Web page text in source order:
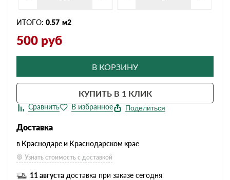
ИТОГО: 0.57 м2
500 руб
В КОРЗИНУ
КУПИТЬ В 1 КЛИК
Поделиться
Доставка
в Краснодаре и Краснодарском крае
Узнать стоимость с доставкой
11 августа доставка при заказе сегодня